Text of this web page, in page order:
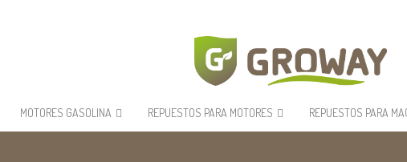
MOTORES GASOLINA REPUESTOS PARA MOTORES REPUESTOS PARA